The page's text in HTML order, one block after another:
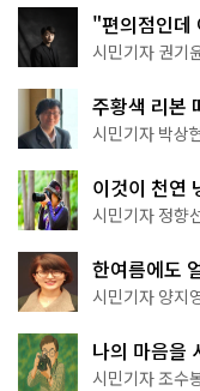
"편의점인데
한 편의점의
시민기자 권기
주황색 리본
서울둘레길
시민기자 박상
이것이 천연
나볼까
시민기자 정향
한여름에도
천국이네~
시민기자 양지
나의 마음을
상작 공개!
시민기자 조수